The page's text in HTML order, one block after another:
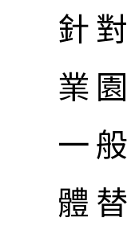
針
業
一
體